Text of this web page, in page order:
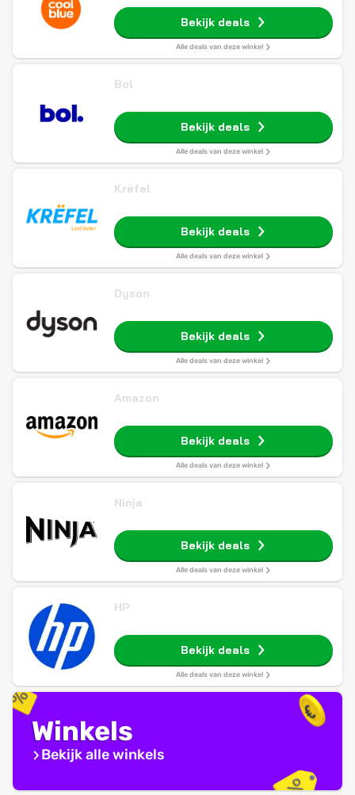
Bekijk deals
Alle deals van deze winkel
Bol
Bekijk deals
Alle deals van deze winkel
Krëfel
Bekijk deals
Alle deals van deze winkel
Dyson
Bekijk deals
Alle deals van deze winkel
Amazon
Bekijk deals
Alle deals van deze winkel
Ninja
Bekijk deals
Alle deals van deze winkel
HP
Bekijk deals
Alle deals van deze winkel
Winkels
Bekijk alle winkels